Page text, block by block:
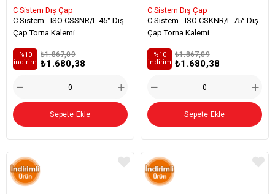
C Sistem Dış Çap
C Sistem - ISO CSSNR/L 45° Dış
Çap Torna Kalemi
₺1.680,38
₺1.867,09
%10
i̇ndirim
Sepete Ekle
C Sistem Dış Çap
C Sistem - ISO CSKNR/L 75° Dış
Çap Torna Kalemi
₺1.680,38
₺1.867,09
%10
i̇ndirim
Sepete Ekle